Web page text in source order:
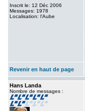
Inscrit le: 12 Déc 2006
Messages: 1978
Localisation: l'Aube
Revenir en haut de page
Hans Landa
Nombre de messages :